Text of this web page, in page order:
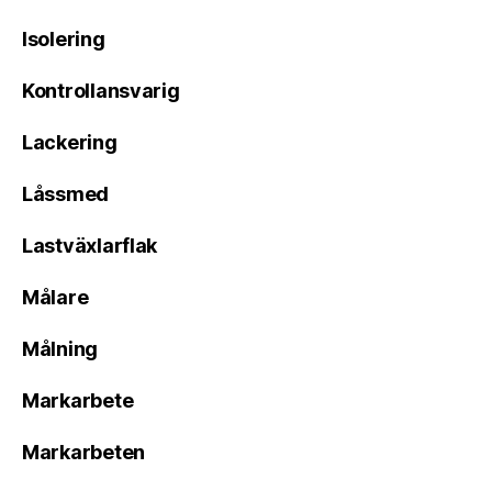
Isolering
Kontrollansvarig
Lackering
Låssmed
Lastväxlarflak
Målare
Målning
Markarbete
Markarbeten